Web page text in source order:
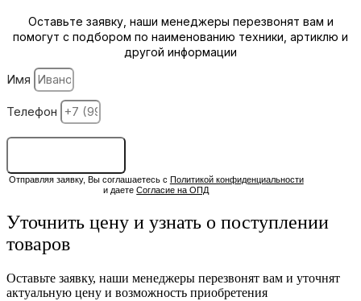
Оставьте заявку, наши менеджеры перезвонят вам и
помогут с подбором по наименованию техники, артиклю и
другой информации
Имя
Телефон
Отправляя заявку, Вы соглашаетесь с Политикой конфиденциальности
и даетеСогласие на ОПД
Уточнить цену и узнать о поступлении
товаров
Оставьте заявку, наши менеджеры перезвонят вам и уточнят
актуальную цену и возможность приобретения